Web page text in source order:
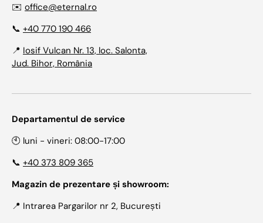
✉️ office@eternal.ro
📞 +40 770 190 466
📍 Iosif Vulcan Nr. 13, loc. Salonta,
Jud. Bihor, România
Departamentul de service
🕙 luni - vineri: 08:00-17:00
📞 +40 373 809 365
Magazin de prezentare și showroom:
📍 Intrarea Pargarilor nr 2, București